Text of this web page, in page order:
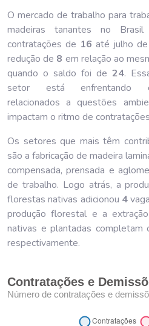
O mercado de trabalho para
madeiras tanantes no
contratações de 16 até julho de
redução de 8 em relação ao
quando o saldo foi de 24.
setor está enfrentando
relacionados a questões
impactam o ritmo de
Os setores que mais têm
são a fabricação de madeira
compensada, prensada e
de trabalho. Logo atrás, a
florestas nativas adicionou 4
produção florestal e a
nativas e plantadas completam
respectivamente.
Contratações e
Número de contratações e